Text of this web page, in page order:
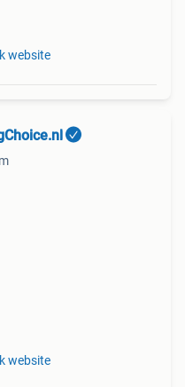
website
website